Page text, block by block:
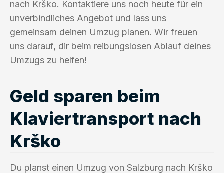
nach Krško. Kontaktiere uns noch heute für ein
unverbindliches Angebot und lass uns
gemeinsam deinen Umzug planen. Wir freuen
uns darauf, dir beim reibungslosen Ablauf deines
Umzugs zu helfen!
Geld sparen beim
Klaviertransport nach
Krško
Du planst einen Umzug von Salzburg nach Krško